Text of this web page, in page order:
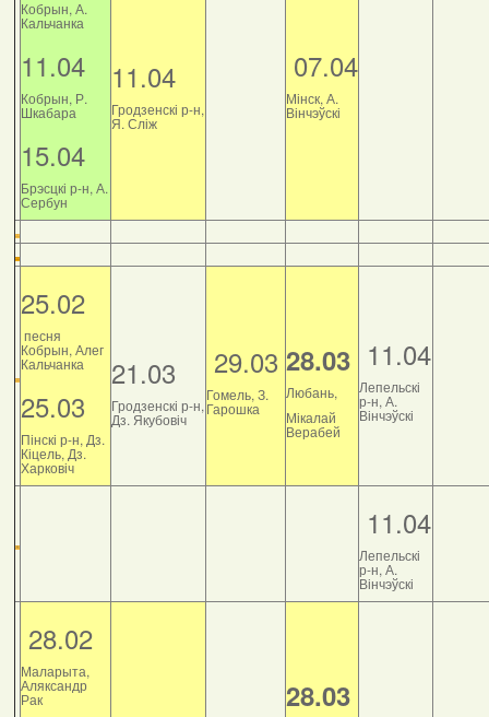
Кобрын, А.
Кальчанка
11.04
Кобрын, Р.
Шкабара
15.04
Брэсцкі р-н, А.
Сербун
11.04
Гродзенскі р-н,
Я. Сліж
07.04
Мінск, А.
Вінчэўскі
25.02
песня
Кобрын, Алег
Кальчанка
25.03
Пінскі р-н, Дз.
Кіцель, Дз.
Харковіч
21.03
Гродзенскі р-н,
Дз. Якубовіч
29.03
Гомель, З.
Гарошка
28.03
Любань,
Мікалай
Верабей
11.04
Лепельскі
р-н, А.
Вінчэўскі
11.04
Лепельскі
р-н, А.
Вінчэўскі
28.02
Маларыта,
Аляксандр
Рак 28.03